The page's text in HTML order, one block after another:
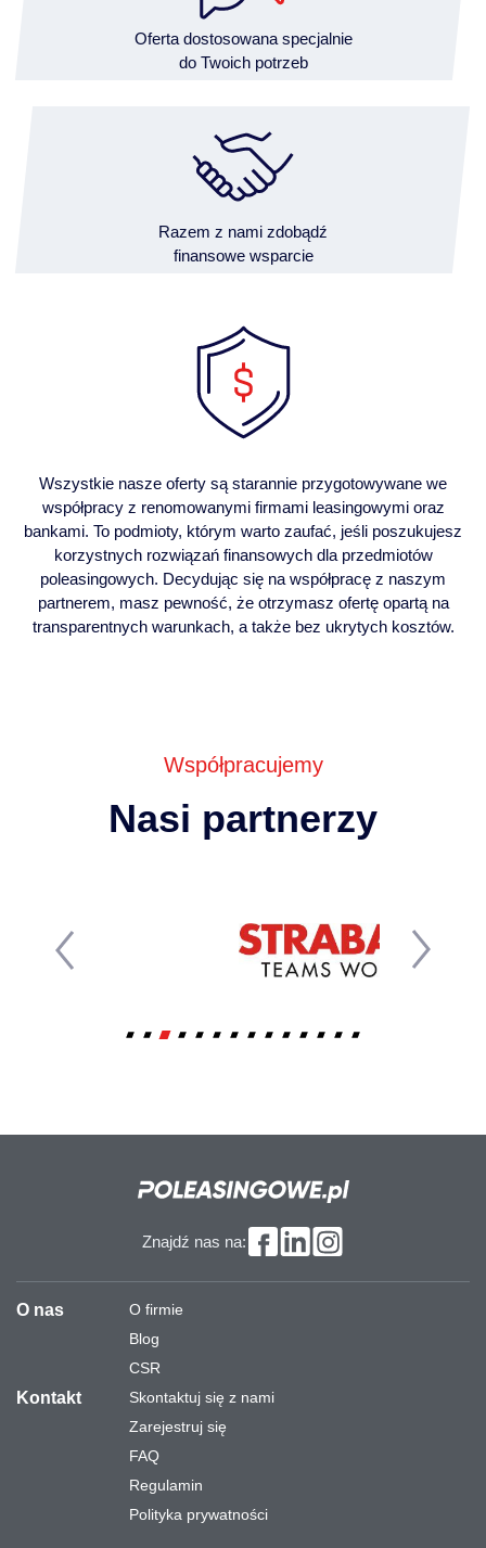
Oferta dostosowana specjalnie
do Twoich potrzeb
Razem z nami zdobądź
finansowe wsparcie
Wszystkie nasze oferty są starannie przygotowywane we
współpracy z renomowanymi firmami leasingowymi oraz
bankami. To podmioty, którym warto zaufać, jeśli poszukujesz
korzystnych rozwiązań finansowych dla przedmiotów
poleasingowych. Decydując się na współpracę z naszym
partnerem, masz pewność, że otrzymasz ofertę opartą na
transparentnych warunkach, a także bez ukrytych kosztów.
Współpracujemy
Nasi partnerzy
Znajdź nas na:
O nas
O firmie
Blog
CSR
Kontakt
Skontaktuj się z nami
Zarejestruj się
FAQ
Regulamin
Polityka prywatności